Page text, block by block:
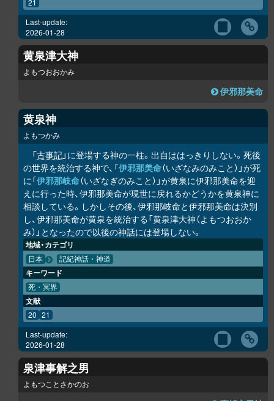
21
Last-update:
2026-01-28
黄泉津大神
よもつおおかみ
伊邪那美命
黄泉神
よもつかみ
「古事記」に登場する神の一柱。出自ははっきりしない。死後
の世界を統治する神で、「伊邪那美命（いざなみのみこと）」が死
に「伊邪那岐命（いざなぎのみこと）」が黄泉に伊邪那美命を迎
えに行った時、伊邪那美命が現世に戻れるかどうかを黄泉神に
相談している。しかしその後、伊邪那岐命と伊邪那美命は決別
し、伊邪那美命が黄泉を統治する「黄泉津大神（よもつおおか
み）」となったので以後の神話には登場しない。
地域・カテゴリ
日本 記紀神話・神道
キーワード
死・冥界
文献
20 21
Last-update:
2026-01-28
泉津事解之男
よもつことさかのお